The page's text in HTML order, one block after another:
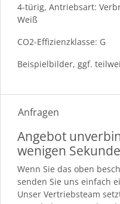
4-türig, Antriebsart:
Weiß
CO2-Effizienzklasse: G
Beispielbilder, ggf.
Anfragen
Angebot
wenigen
Wenn Sie das oben
senden Sie uns einfach
Unser Vertriebsteam